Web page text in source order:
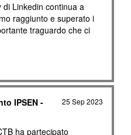
Linkedin continua a
raggiunto e superato i
traguardo che ci
25 Sep 2023
IPSEN -
ha partecipato